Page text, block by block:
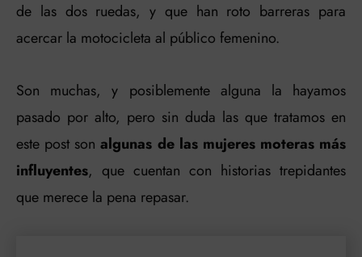
de las dos ruedas, y que han roto barreras para
acercar la motocicleta al público femenino.
Son muchas, y posiblemente alguna la hayamos
pasado por alto, pero sin duda las que tratamos en
este post sonalgunas de las mujeres moteras más
influyentes, que cuentan con historias trepidantes
que merece la pena repasar.